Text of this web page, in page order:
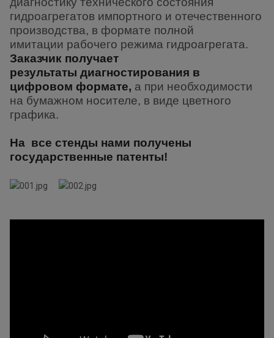
гидроагрегатов импортного и отечественного
производства, в формате полной
имитации рабочего режима гидроагрегата.
Заказчик получает
результаты диагностирования в
цифровом формате, а при необходимости
на бумажном носителе, в виде цветного
графика.
На все стенды нами получены
государственные патенты!